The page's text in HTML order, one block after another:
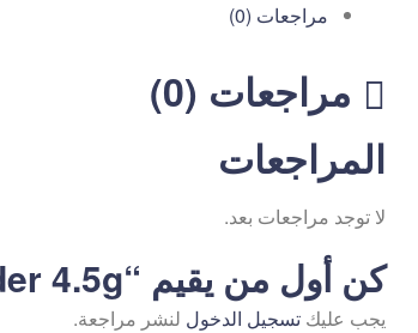
مراجعات (0)
مراجعات (0)
المراجعات
لا توجد مراجعات بعد.
كن أول من يقيم “Paese Contour Duo Powder 4.5g”
يجب عليك تسجيل الدخول لنشر مراجعة.